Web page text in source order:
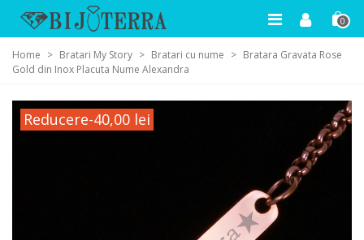
0
Home > Bratari My Story > Bratari cu nume > Bratara Gravata Rose
Gold din Inox Placuta Nume Alexandra
Reducere-40,00 lei